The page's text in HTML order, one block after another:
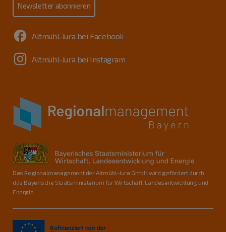
Newsletter abonnieren
Altmühl-Jura bei Facebook
Altmühl-Jura bei Instagram
Das Regionalmanagement der Altmühl-Jura GmbH wird gefördert durch
das Bayerische Staatsministerium für Wirtschaft, Landesentwicklung und
Energie.